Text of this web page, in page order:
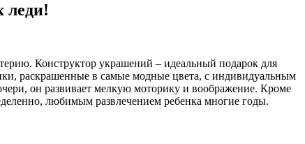
леди!
Конструктор украшений – идеальный подарок для
раскрашенные в самые модные цвета, с индивидуальным
он развивает мелкую моторику и воображение. Кроме
любимым развлечением ребенка многие годы.